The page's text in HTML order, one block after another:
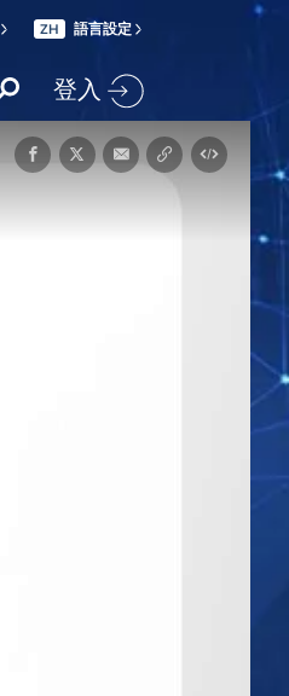
ZH 語言設定
登入